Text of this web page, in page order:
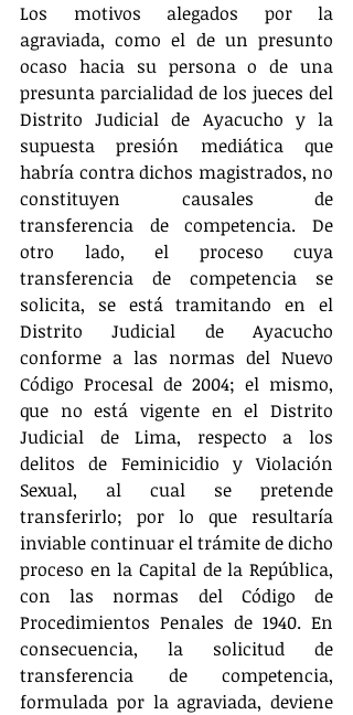
Los motivos alegados por la
agraviada, como el de un presunto
ocaso hacia su persona o de una
presunta parcialidad de los jueces del
Distrito Judicial de Ayacucho y la
supuesta presión mediática que
habría contra dichos magistrados, no
constituyen causales de
transferencia de competencia. De
otro lado, el proceso cuya
transferencia de competencia se
solicita, se está tramitando en el
Distrito Judicial de Ayacucho
conforme a las normas del Nuevo
Código Procesal de 2004; el mismo,
que no está vigente en el Distrito
Judicial de Lima, respecto a los
delitos de Feminicidio y Violación
Sexual, al cual se pretende
transferirlo; por lo que resultaría
inviable continuar el trámite de dicho
proceso en la Capital de la República,
con las normas del Código de
Procedimientos Penales de 1940. En
consecuencia, la solicitud de
transferencia de competencia,
formulada por la agraviada, deviene